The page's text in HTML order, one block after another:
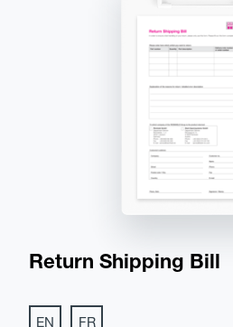
Return Shipping Bill
EN FR